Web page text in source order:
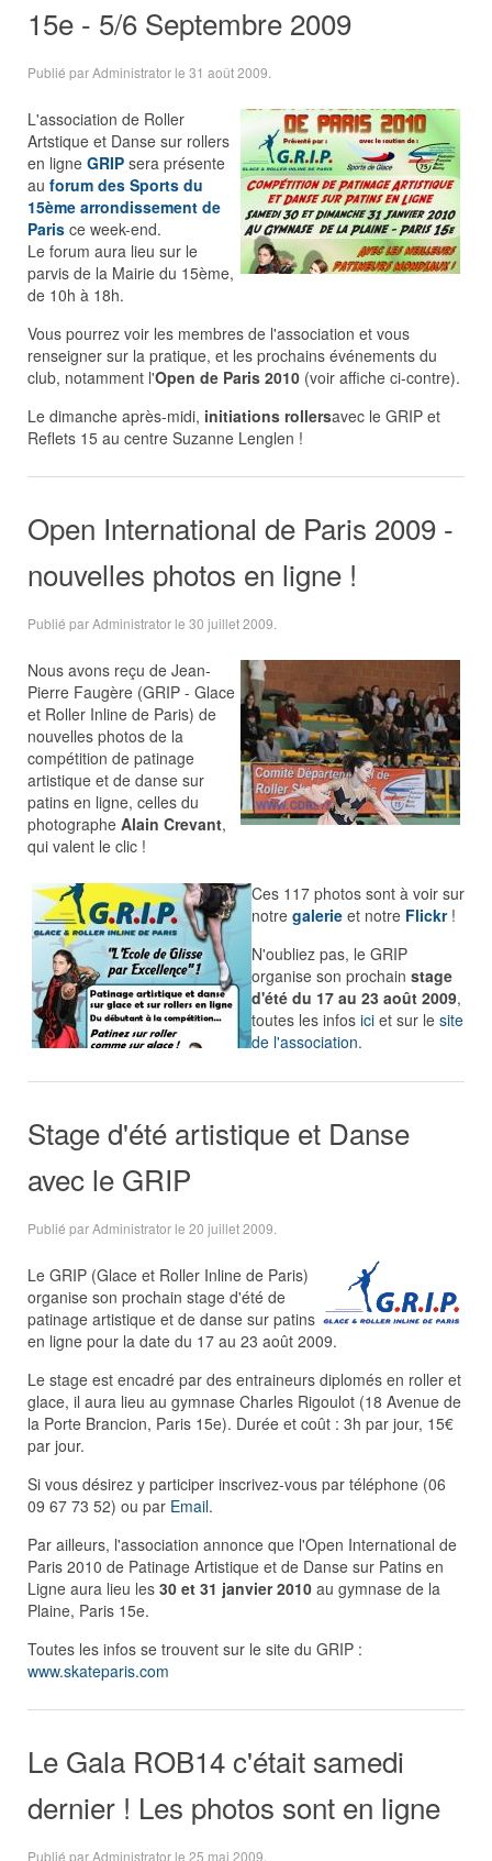
15e - 5/6 Septembre 2009
Publié par Administrator le 31 août 2009
L'association de Roller
Artstique et Danse sur rollers
en ligne GRIP sera présente
au forum des Sports du
15ème arrondissement de
Paris ce week-end.
Le forum aura lieu sur le
parvis de la Mairie du 15ème,
de 10h à 18h.
Vous pourrez voir les membres de l'association et vous
renseigner sur la pratique, et les prochains événements du
club, notamment l'Open de Paris 2010 (voir affiche ci-contre).
Le dimanche après-midi, initiations rollersavec le GRIP et
Reflets 15 au centre Suzanne Lenglen !
Open International de Paris 2009 -
nouvelles photos en ligne !
Publié par Administrator le 30 juillet 2009
Nous avons reçu de Jean-
Pierre Faugère (GRIP - Glace
et Roller Inline de Paris) de
nouvelles photos de la
compétition de patinage
artistique et de danse sur
patins en ligne, celles du
photographe Alain Crevant,
qui valent le clic !
Ces 117 photos sont à voir sur
notre galerie et notre Flickr!
N'oubliez pas, le GRIP
organise son prochain stage
d'été du 17 au 23 août 2009,
toutes les infos ici et sur le site
de l'association.
Stage d'été artistique et Danse
avec le GRIP
Publié par Administrator le 20 juillet 2009
Le GRIP (Glace et Roller Inline de Paris)
organise son prochain stage d'été de
patinage artistique et de danse sur patins
en ligne pour la date du 17 au 23 août 2009.
Le stage est encadré par des entraineurs diplomés en roller et
glace, il aura lieu au gymnase Charles Rigoulot (18 Avenue de
la Porte Brancion, Paris 15e). Durée et coût : 3h par jour, 15€
par jour.
Si vous désirez y participer inscrivez-vous par téléphone (06
09 67 73 52) ou par Email.
Par ailleurs, l'association annonce que l'Open International de
Paris 2010 de Patinage Artistique et de Danse sur Patins en
Ligne aura lieu les 30 et 31 janvier 2010 au gymnase de la
Plaine, Paris 15e.
Toutes les infos se trouvent sur le site du GRIP :
www.skateparis.com
Le Gala ROB14 c'était samedi
dernier ! Les photos sont en ligne
Publié par Administrator le 25 mai 2009